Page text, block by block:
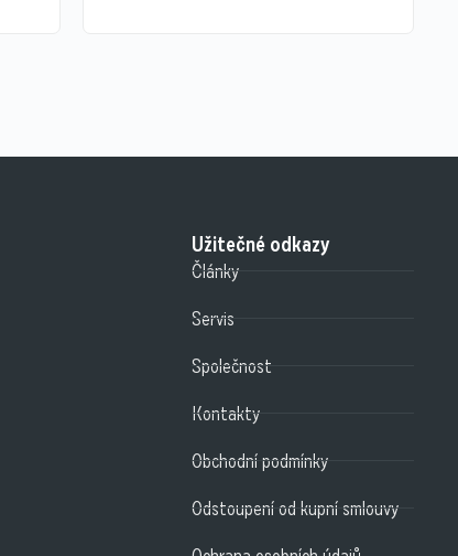
Užitečné odkazy
Články
Servis
Společnost
Kontakty
Obchodní podmínky
Odstoupení od kupní smlouvy